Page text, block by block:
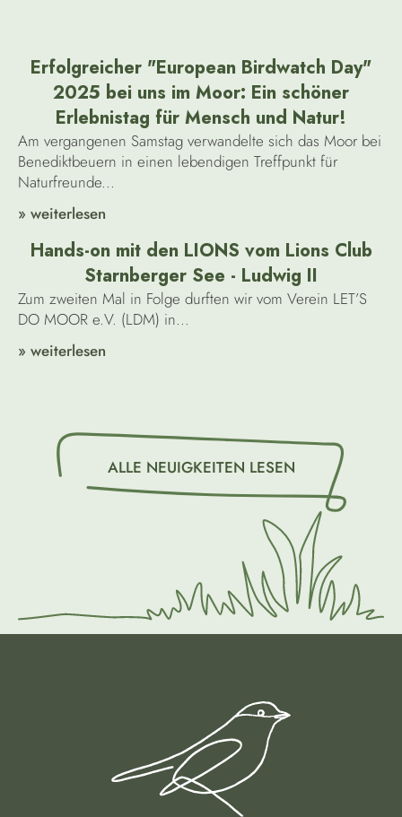
Erfolgreicher "European Birdwatch Day"
2025 bei uns im Moor: Ein schöner
Erlebnistag für Mensch und Natur!
Am vergangenen Samstag verwandelte sich das Moor bei
Benediktbeuern in einen lebendigen Treffpunkt für
Naturfreunde...
» weiterlesen
Hands-on mit den LIONS vom Lions Club
Starnberger See - Ludwig II
Zum zweiten Mal in Folge durften wir vom Verein LET’S
DO MOOR e.V. (LDM) in...
» weiterlesen
ALLE NEUIGKEITEN LESEN